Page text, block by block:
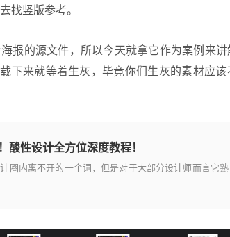
找竖版参考。
报的源文件，所以今天就拿它作为案例来
下来就等着生灰，毕竟你们生灰的素材应
酸性设计全方位深度教程！
圈内离不开的一个词，但是对于大部分设计师而言它熟